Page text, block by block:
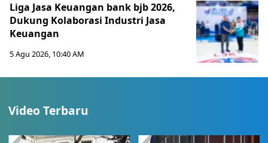
Liga Jasa Keuangan bank bjb 2026,
Dukung Kolaborasi Industri Jasa
Keuangan
5 Agu 2026, 10:40 AM
Video Terbaru